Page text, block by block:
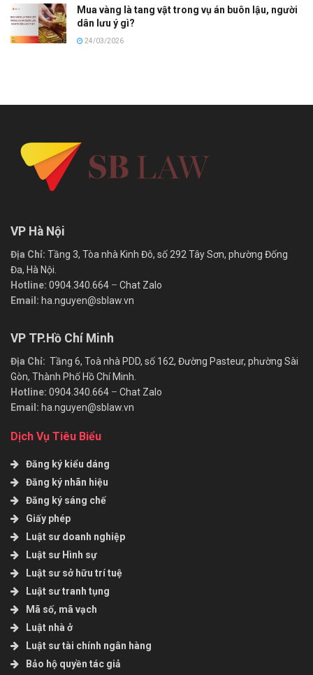
Mua vàng là tang vật trong vụ án buôn lậu, người
dân lưu ý gì?
24/03/2026
VP Hà Nội
Địa Chỉ: Tầng 3, Tòa nhà Kinh Đô, số 292 Tây Sơn, phường Đống
Đa, Hà Nội.
Hotline: 0904.340.664 – Chat Zalo
Email: ha.nguyen@sblaw.vn
VP TP.Hồ Chí Minh
Địa Chỉ: Tầng 6, Toà nhà PDD, số 162, Đường Pasteur, phường Sài
Gòn, Thành Phố Hồ Chí Minh.
Hotline: 0904.340.664 – Chat Zalo
Email: ha.nguyen@sblaw.vn
Dịch Vụ Tiêu Biểu
Đăng ký kiểu dáng
Đăng ký nhãn hiệu
Đăng ký sáng chế
Giấy phép
Luật sư doanh nghiệp
Luật sư Hình sự
Luật sư sở hữu trí tuệ
Luật sư tranh tụng
Mã số, mã vạch
Luật nhà ở
Luật sư tài chính ngân hàng
Bảo hộ quyền tác giả